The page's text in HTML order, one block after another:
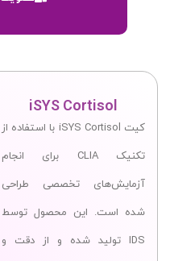
iSYS Cortisol
کیت iSYS Cortisol با استفاده از
تکنیک CLIA برای انجام
آزمایش‌های تخصصی طراحی
شده است. این محصول توسط
IDS تولید شده و از دقت و